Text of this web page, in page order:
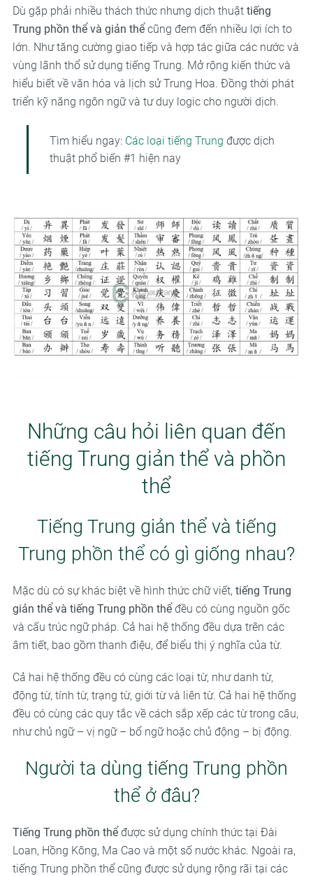
Dù gặp phải nhiều thách thức nhưng dịch thuật tiếng
Trung phồn thể và giản thểcũng đem đến nhiều lợi ích to
lớn. Như tăng cường giao tiếp và hợp tác giữa các nước và
vùng lãnh thổ sử dụng tiếng Trung. Mở rộng kiến thức và
hiểu biết về văn hóa và lịch sử Trung Hoa. Đồng thời phát
triển kỹ năng ngôn ngữ và tư duy logic cho người dịch.
Tìm hiểu ngay: Các loại tiếng Trung được dịch
thuật phổ biến #1 hiện nay
Những câu hỏi liên quan đến
tiếng Trung giản thể và phồn
thể
Tiếng Trung giản thể và tiếng
Trung phồn thể có gì giống nhau?
Mặc dù có sự khác biệt về hình thức chữ viết, tiếng Trung
giản thể và tiếng Trung phồn thểđều có cùng nguồn gốc
và cấu trúc ngữ pháp. Cả hai hệ thống đều dựa trên các
âm tiết, bao gồm thanh điệu, để biểu thị ý nghĩa của từ.
Cả hai hệ thống đều có cùng các loại từ, như danh từ,
động từ, tính từ, trạng từ, giới từ và liên từ. Cả hai hệ thống
đều có cùng các quy tắc về cách sắp xếp các từ trong câu,
như chủ ngữ – vị ngữ – bổ ngữ hoặc chủ động – bị động.
Người ta dùng tiếng Trung phồn
thể ở đâu?
Tiếng Trung phồn thểđược sử dụng chính thức tại Đài
Loan, Hồng Kông, Ma Cao và một số nước khác. Ngoài ra,
tiếng Trung phồn thể cũng được sử dụng rộng rãi tại các